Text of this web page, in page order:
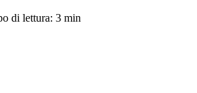
di lettura: 3 min